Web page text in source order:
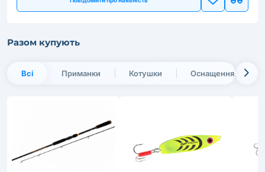
Разом купують
Всі Приманки Котушки Оснащення,